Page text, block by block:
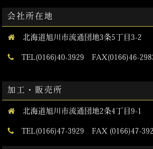
会社所在地
北海道旭川市流通団地3条5丁目3-2
TEL(0166)40-3929 FAX(0166)46-
加工・販売所
北海道旭川市流通団地2条4丁目9-1
TEL(0166)47-3929 FAX (0166)47-